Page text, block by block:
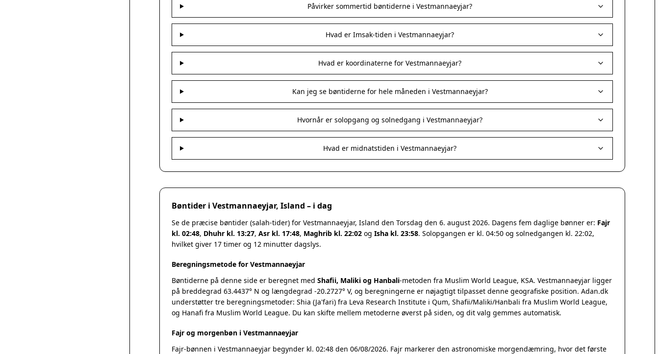
Påvirker sommertid bøntiderne i Vestmannaeyjar?
Hvad er Imsak-tiden i Vestmannaeyjar?
Hvad er koordinaterne for Vestmannaeyjar?
Kan jeg se bøntiderne for hele måneden i Vestmannaeyjar?
Hvornår er solopgang og solnedgang i Vestmannaeyjar?
Hvad er midnatstiden i Vestmannaeyjar?
Bøntider i Vestmannaeyjar, Island – i dag
Se de præcise bøntider (salah-tider) for Vestmannaeyjar, Island den Torsdag den 6. august 2026. Dagens fem daglige bønner er: Fajr
kl. 02:48, Dhuhr kl. 13:27, Asr kl. 17:48, Maghrib kl. 22:02 og Isha kl. 23:58. Solopgangen er kl. 04:50 og solnedgangen kl. 22:02,
hvilket giver 17 timer og 12 minutter dagslys.
Beregningsmetode for Vestmannaeyjar
Bøntiderne på denne side er beregnet med Shafii, Maliki og Hanbali-metoden fra Muslim World League, KSA. Vestmannaeyjar ligger
på breddegrad 63.4437° N og længdegrad -20.2727° V, og beregningerne er nøjagtigt tilpasset denne geografiske position. Adan.dk
understøtter tre beregningsmetoder: Shia (Ja'fari) fra Leva Research Institute i Qum, Shafii/Maliki/Hanbali fra Muslim World League,
og Hanafi fra Muslim World League. Du kan skifte mellem metoderne øverst på siden, og dit valg gemmes automatisk.
Fajr og morgenbøn i Vestmannaeyjar
Fajr-bønnen i Vestmannaeyjar begynder kl. 02:48 den 06/08/2026. Fajr markerer den astronomiske morgendæmring, hvor det første